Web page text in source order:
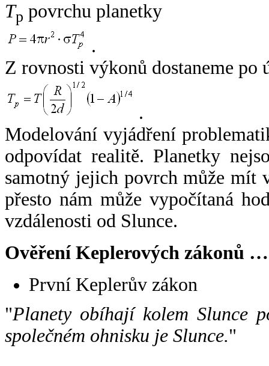
Tp povrchu planetky
.
Z rovnosti výkonů dostaneme po
.
Modelování vyjádření
odpovídat realitě. Planetky
samotný jejich povrch může mít
přesto nám může vypočítaná
vzdálenosti od Slunce.
Ověření Keplerových zákonů …
První Keplerův zákon
"Planety obíhají kolem Slunce
společném ohnisku je Slunce."